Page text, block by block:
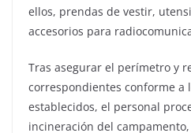
ellos, prendas de vestir,
accesorios para
Tras asegurar el perímetro y
correspondientes conforme a
establecidos, el personal
incineración del